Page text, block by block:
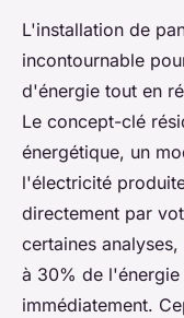
L'installation de
incontournable
d'énergie tout en
Le concept-clé
énergétique, un
l'électricité
directement par
certaines
à 30% de
immédiatement.